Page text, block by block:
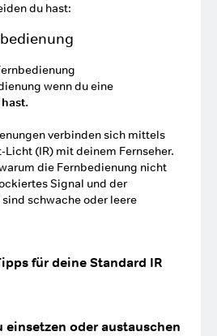
du hast:
wenn du eine
hast.
verbinden sich mittels
(IR) mit deinem Fernseher.
die Fernbedienung nicht
Signal und der
schwache oder leere
für deine Standard IR
einsetzen oder austauschen